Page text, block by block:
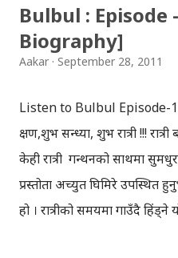
discussions after
best by the jury will
Trophy, which carries with
Bulbul : Episode
Biography]
Aakar September 28, 2011
Listen to Bulbul
क्षण,शुभ सन्ध्या, शुभ रात्री !!!
केही रात्री गन्थनको साथमा
प्रस्तोता अच्युत घिमिरे उपस्थित
हो । रात्रीको समयमा गाउँदै हिंड्‍ने